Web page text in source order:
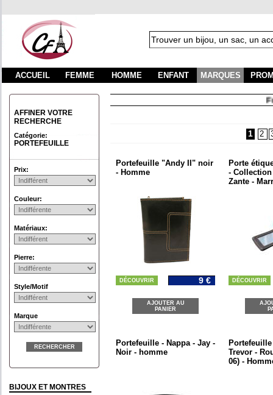
ACCUEIL FEMME HOMME ENFANT MARQUES
AFFINER VOTRE
RECHERCHE
Catégorie:
PORTEFEUILLE
Prix:
Couleur:
Matériaux:
Pierre:
Style/Motif
Marque
RECHERCHER
BIJOUX ET MONTRES
1 2
Portefeuille "Andy II" noir
- Homme
DÉCOUVRIR 9 €
AJOUTER AU
PANIER
Porte
-
Zante -
DÉCOUVRIR
Portefeuille - Nappa - Jay -
Noir - homme
Trevor -
06) -